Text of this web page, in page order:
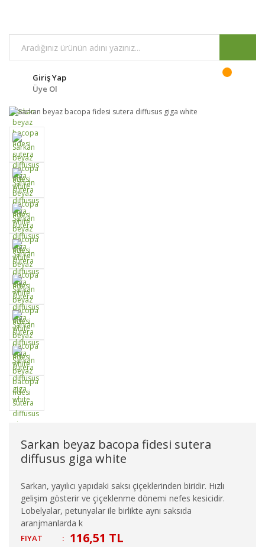
Giriş Yap
Üye Ol
Sarkan beyaz bacopa fidesi sutera
diffusus giga white
Sarkan, yayılıcı yapıdaki saksı çiçeklerinden biridir. Hızlı
gelişim gösterir ve çiçeklenme dönemi nefes kesicidir.
Lobelyalar, petunyalar ile birlikte aynı saksıda
aranjmanlarda k
FIYAT : 116,51 TL